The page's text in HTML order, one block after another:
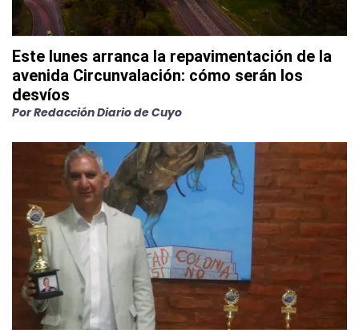
Este lunes arranca la repavimentación de la
avenida Circunvalación: cómo serán los
desvíos
PorRedacción Diario de Cuyo